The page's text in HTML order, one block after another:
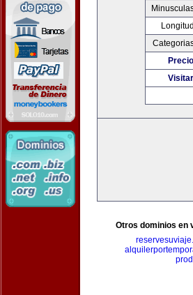
Otros dominios en